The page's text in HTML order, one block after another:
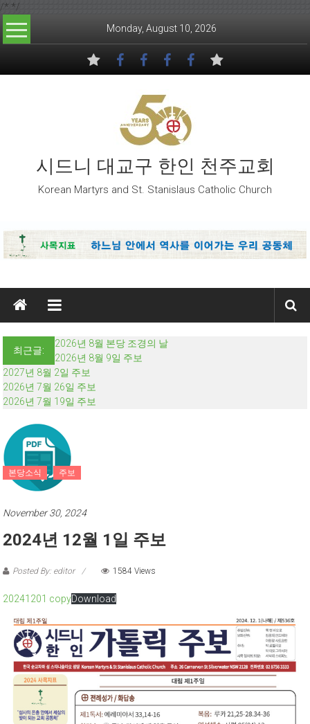
/* */
Skip to content
Monday, August 10, 2026
시드니 대교구 한인 천주교회
Korean Martyrs and St. Stanislaus Catholic Church
최근글:
2026년 8월 본당 조경의 날
2026년 8월 9일 주보
2027년 8월 2일 주보
2026년 7월 26일 주보
2026년 7월 19일 주보
본당소식 주보
November 30, 2024
2024년 12월 1일 주보
Posted By: editor 1584 Views
20241201 copyDownload